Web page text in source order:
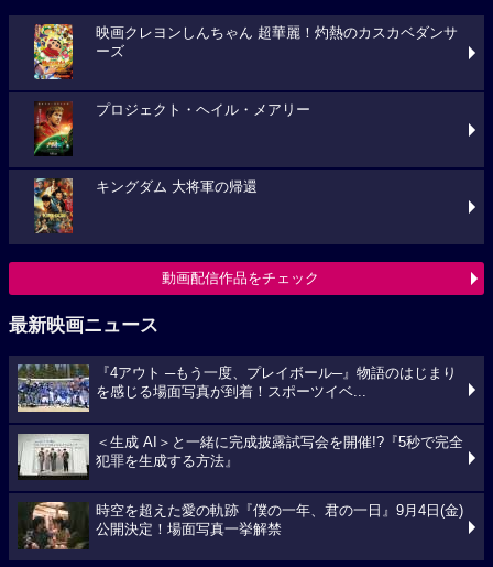
映画クレヨンしんちゃん 超華麗！灼熱のカスカベダンサ
ーズ
プロジェクト・ヘイル・メアリー
キングダム 大将軍の帰還
動画配信作品をチェック
最新映画ニュース
『4アウト ─もう一度、プレイボール─』物語のはじまり
を感じる場面写真が到着！スポーツイベ...
＜生成 AI＞と一緒に完成披露試写会を開催!?『5秒で完全
犯罪を生成する方法』
時空を超えた愛の軌跡『僕の一年、君の一日』9月4日(金)
公開決定！場面写真一挙解禁